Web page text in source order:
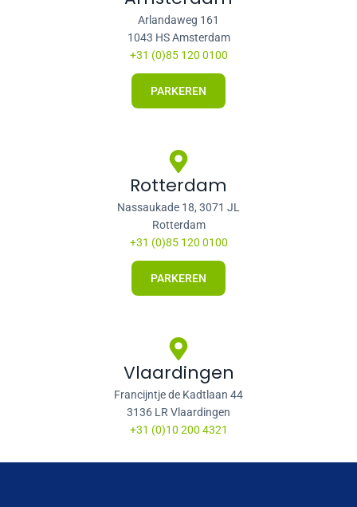
Arlandaweg 161
1043 HS Amsterdam
+31 (0)85 120 0100
PARKEREN
Rotterdam
Nassaukade 18, 3071 JL
Rotterdam
+31 (0)85 120 0100
PARKEREN
Vlaardingen
Francijntje de Kadtlaan 44
3136 LR Vlaardingen
+31 (0)10 200 4321